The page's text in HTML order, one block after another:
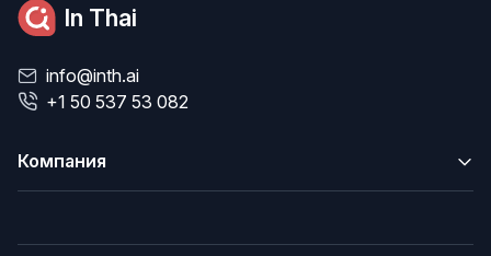
In Thai
info@inth.ai
+1 50 537 53 082
Компания